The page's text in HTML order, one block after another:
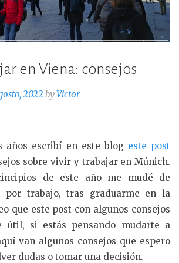
en Viena: consejos
2022 byVictor
años escribí en este blog este post
sobre vivir y trabajar en Múnich.
de este año me mudé de
por trabajo, tras graduarme en la
que este post con algunos consejos
útil, si estás pensando mudarte a
van algunos consejos que espero
dudas o tomar una decisión.